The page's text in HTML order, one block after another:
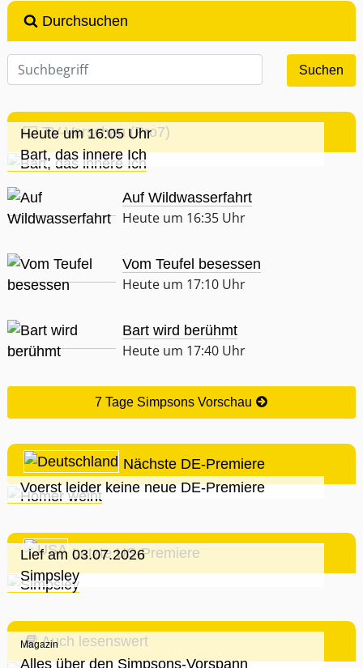
Durchsuchen
TV-Vorschau (Pro7)
Heute um 16:05 Uhr
Bart, das innere Ich
Auf Wildwasserfahrt
Heute um 16:35 Uhr
Vom Teufel besessen
Heute um 17:10 Uhr
Bart wird berühmt
Heute um 17:40 Uhr
7 Tage Simpsons Vorschau
Nächste DE-Premiere
Voerst leider keine neue DE-Premiere
Letzte US-Premiere
Lief am 03.07.2026
Simpsley
Auch lesenswert
Magazin
Alles über den Simpsons-Vorspann